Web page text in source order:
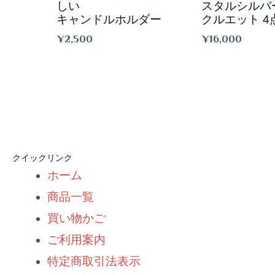
しい
キャンドルホルダー
¥2,500
スタルシルバ
クルエット 4
¥16,000
クイックリンク
ホーム
商品一覧
買い物かご
ご利用案内
特定商取引法表示